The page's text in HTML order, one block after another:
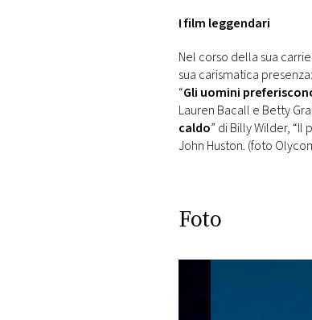
I film leggendari
Nel corso della sua
sua carismatica
“Gli uomini
Lauren Bacall e Betty
caldo” di Billy Wilder,
John Huston. (foto
Foto